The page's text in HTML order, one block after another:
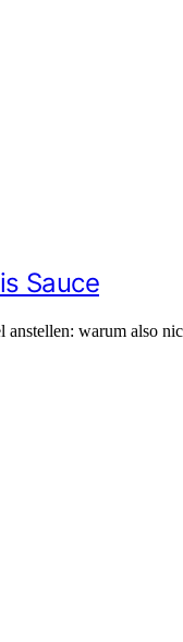
Sauce
warum also